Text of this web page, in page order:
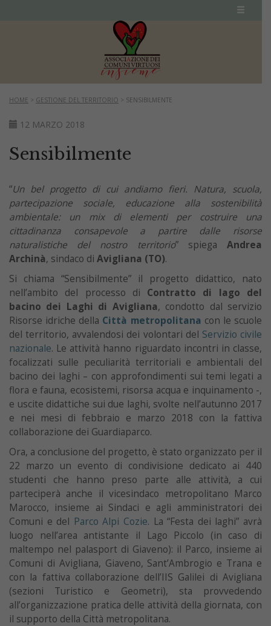
HOME > GESTIONE DEL TERRITORIO > SENSIBILMENTE
12 MARZO 2018
Sensibilmente
“Un bel progetto di cui andiamo fieri. Natura, scuola,
partecipazione sociale, educazione alla sostenibilità
ambientale: un mix di elementi per costruire una
cittadinanza consapevole a partire dalle risorse
naturalistiche del nostro territorio” spiegaAndrea
Archinà, sindaco di Avigliana (TO).
Si chiama “Sensibilmente” il progetto didattico, nato
nell’ambito del processo di Contratto di lago del
bacino dei Laghi di Avigliana, condotto dal servizio
Risorse idriche della Città metropolitana con le scuole
del territorio, avvalendosi dei volontari del Servizio civile
nazionale. Le attività hanno riguardato incontri in classe,
focalizzati sulle peculiarità territoriali e ambientali del
bacino dei laghi – con approfondimenti sui temi legati a
flora e fauna, ecosistemi, risorsa acqua e inquinamento -,
e uscite didattiche sui due laghi, svolte nell’autunno 2017
e nei mesi di febbraio e marzo 2018 con la fattiva
collaborazione dei Guardiaparco.
Ora, a conclusione del progetto, è stato organizzato per il
22 marzo un evento di condivisione dedicato ai 440
studenti che hanno preso parte alle attività, a cui
parteciperà anche il vicesindaco metropolitano Marco
Marocco, insieme ai Sindaci e agli amministratori dei
Comuni e del Parco Alpi Cozie. La “Festa dei laghi” avrà
luogo nell’area antistante il Lago Piccolo (in caso di
maltempo nel palasport di Giaveno): il Parco, insieme ai
Comuni di Avigliana, Giaveno, Sant’Ambrogio e Trana e
con la fattiva collaborazione dell’IIS Galilei di Avigliana
(sezioni Turistico e Geometri), sta provvedendo
all’organizzazione pratica delle attività della giornata, con
il supporto della Città metropolitana.